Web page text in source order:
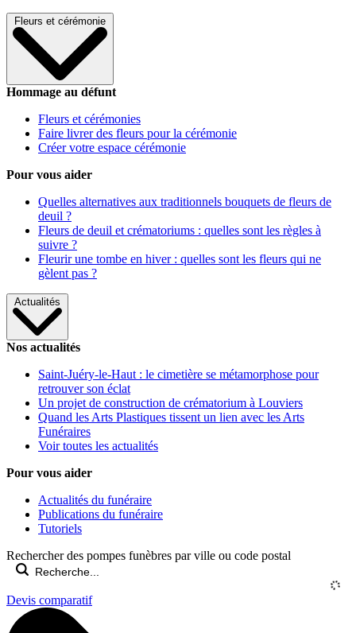
Fleurs et cérémonie
Hommage au défunt
Fleurs et cérémonies
Faire livrer des fleurs pour la cérémonie
Créer votre espace cérémonie
Pour vous aider
Quelles alternatives aux traditionnels bouquets de fleurs de
deuil ?
Fleurs de deuil et crématoriums : quelles sont les règles à
suivre ?
Fleurir une tombe en hiver : quelles sont les fleurs qui ne
gèlent pas ?
Actualités
Nos actualités
Saint-Juéry-le-Haut : le cimetière se métamorphose pour
retrouver son éclat
Un projet de construction de crématorium à Louviers
Quand les Arts Plastiques tissent un lien avec les Arts
Funéraires
Voir toutes les actualités
Pour vous aider
Actualités du funéraire
Publications du funéraire
Tutoriels
Rechercher des pompes funèbres par ville ou code postal
Devis comparatif